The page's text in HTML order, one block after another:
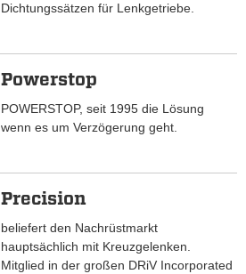
Dichtungssätzen für Lenkgetriebe.
Powerstop
POWERSTOP, seit 1995 die Lösung
wenn es um Verzögerung geht.
Precision
beliefert den Nachrüstmarkt
hauptsächlich mit Kreuzgelenken.
Mitglied in der großen DRiV Incorporated